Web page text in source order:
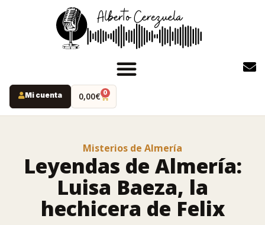
INICIO
INSTAGRAM
RUTAS MISTERIO
LIBROS
Mi cuenta 0,00€ 0
Misterios de Almería
Leyendas de Almería:
Luisa Baeza, la
hechicera de Felix